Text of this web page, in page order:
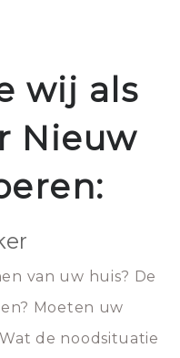
wij als
Nieuw
van uw huis? De
Moeten uw
de noodsituatie